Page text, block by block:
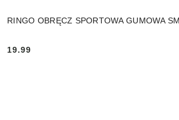
RINGO OBRĘCZ SPORTOWA GUMOWA
Cena:
19.99